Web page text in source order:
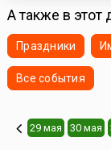
Уничтожению
июня 1988 года...
А также в этот
Праздники
Все события
29 мая 30 мая